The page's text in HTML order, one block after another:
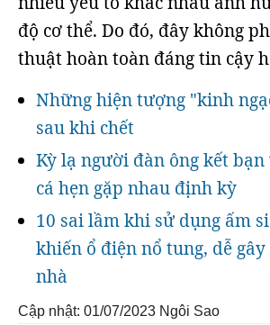
độ cơ thể. Do đó, đây không
thuật hoàn toàn đáng tin cậy
Những hiện tượng "kinh
sau khi chết
Kỳ lạ người đàn ông kết
cá hẹn gặp nhau định kỳ
10 sai lầm khi sử dụng ấm
khiến ổ điện nổ tung, dễ
nhà
Cập nhật: 01/07/2023 Ngôi Sao